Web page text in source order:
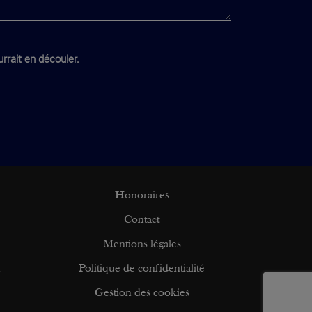
en découler.
Honoraires
Contact
Mentions légales
Politique de confidentialité
Gestion des cookies